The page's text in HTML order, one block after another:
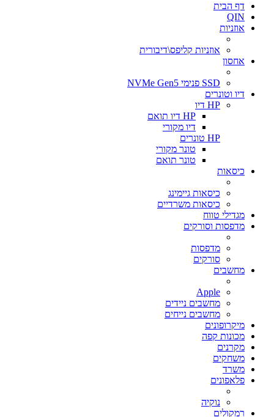
דף הבית
QIN
אוזניות
אוזניות קליפס\דיבורית
אחסון
SSD פנימי NVMe Gen5
דיו וטונרים
HP דיו
HP דיו תואם
דיו מקורי
HP טונרים
טונר מקורי
טונר תואם
כיסאות
כיסאות גיימינג
כיסאות משרדיים
מגדילי טווח
מדפסות וסורקים
מדפסות
סורקים
מחשבים
Apple
מחשבים ניידים
מחשבים נייחים
מיקרופונים
מכונות קפה
מקרנים
משחקים
משרד
פלאפונים
נוקיה
רמקולים